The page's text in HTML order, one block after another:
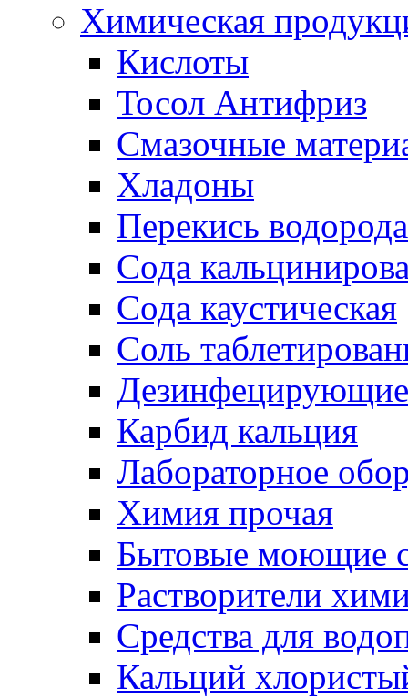
Химическая
Кислоты
Тосол Антифриз
Смазочные
Хладоны
Перекись водорода
Сода
Сода каустическая
Соль
Дезинфецирующие
Карбид кальция
Лабораторное
Химия прочая
Бытовые моющие
Растворители
Средства для
Кальций